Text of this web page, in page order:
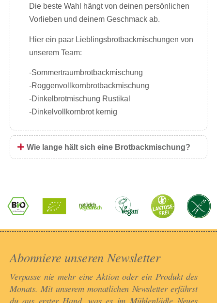
Die beste Wahl hängt von deinen persönlichen
Vorlieben und deinem Geschmack ab.
Hier ein paar Lieblingsbrotbackmischungen von
unserem Team:
-Sommertraumbrotbackmischung
-Roggenvollkornbrotbackmischung
-Dinkelbrotmischung Rustikal
-Dinkelvollkornbrot kernig
Wie lange hält sich eine Brotbackmischung?
Abonniere unseren Newsletter​
Verpasse nie mehr eine Aktion oder ein Produkt des
Monats. Mit unserem monatlichen Newsletter erfährst
du aus erster Hand, was es im Mühlenlädle Neues